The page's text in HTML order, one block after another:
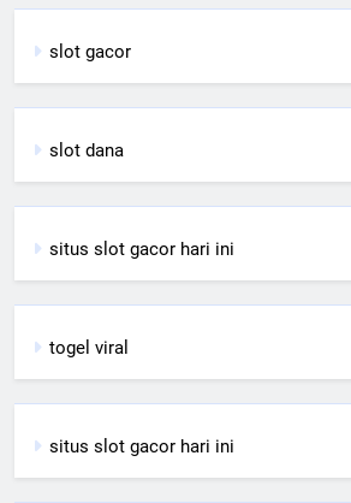
slot gacor
slot dana
situs slot gacor hari ini
togel viral
situs slot gacor hari ini